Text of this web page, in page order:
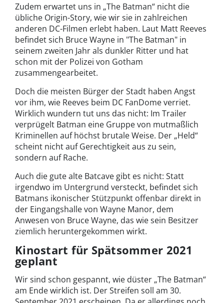
Zudem erwartet uns in „The Batman“ nicht die
übliche Origin-Story, wie wir sie in zahlreichen
anderen DC-Filmen erlebt haben. Laut Matt Reeves
befindet sich Bruce Wayne in "The Batman" in
seinem zweiten Jahr als dunkler Ritter und hat
schon mit der Polizei von Gotham
zusammengearbeitet.
Doch die meisten Bürger der Stadt haben Angst
vor ihm, wie Reeves beim DC FanDome verriet.
Wirklich wundern tut uns das nicht: Im Trailer
verprügelt Batman eine Gruppe von mutmaßlich
Kriminellen auf höchst brutale Weise. Der „Held“
scheint nicht auf Gerechtigkeit aus zu sein,
sondern auf Rache.
Auch die gute alte Batcave gibt es nicht: Statt
irgendwo im Untergrund versteckt, befindet sich
Batmans ikonischer Stützpunkt offenbar direkt in
der Eingangshalle von Wayne Manor, dem
Anwesen von Bruce Wayne, das wie sein Besitzer
ziemlich heruntergekommen wirkt.
Kinostart für Spätsommer 2021
geplant
Wir sind schon gespannt, wie düster „The Batman“
am Ende wirklich ist. Der Streifen soll am 30.